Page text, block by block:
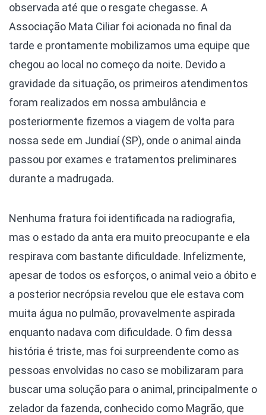
observada até que o resgate chegasse. A
Associação Mata Ciliar foi acionada no final da
tarde e prontamente mobilizamos uma equipe que
chegou ao local no começo da noite. Devido a
gravidade da situação, os primeiros atendimentos
foram realizados em nossa ambulância e
posteriormente fizemos a viagem de volta para
nossa sede em Jundiaí (SP), onde o animal ainda
passou por exames e tratamentos preliminares
durante a madrugada.
Nenhuma fratura foi identificada na radiografia,
mas o estado da anta era muito preocupante e ela
respirava com bastante dificuldade. Infelizmente,
apesar de todos os esforços, o animal veio a óbito e
a posterior necrópsia revelou que ele estava com
muita água no pulmão, provavelmente aspirada
enquanto nadava com dificuldade. O fim dessa
história é triste, mas foi surpreendente como as
pessoas envolvidas no caso se mobilizaram para
buscar uma solução para o animal, principalmente o
zelador da fazenda, conhecido como Magrão, que